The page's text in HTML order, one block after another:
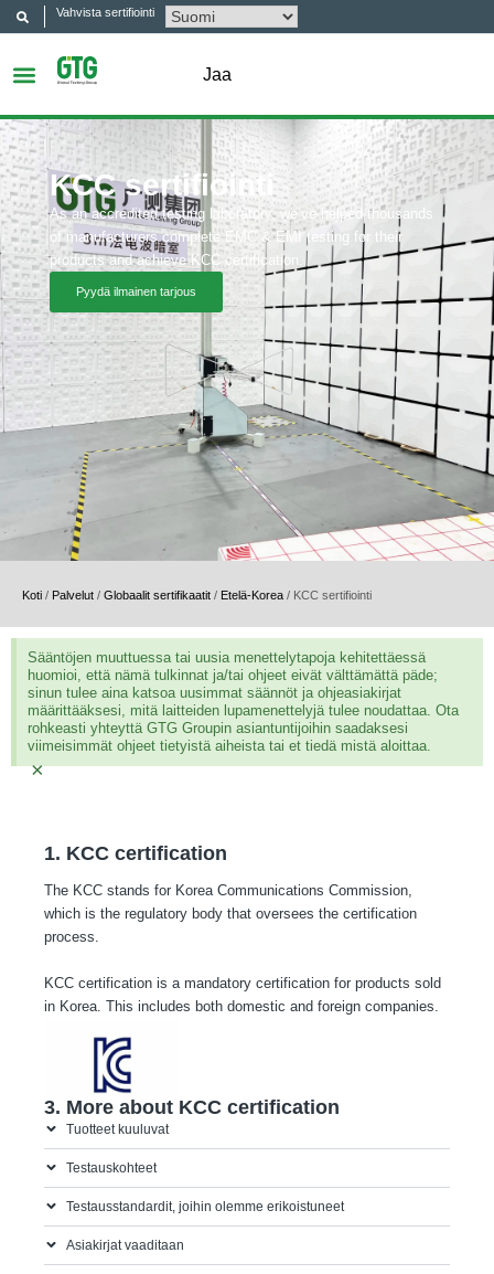
Vahvista sertifiointi
Jaa
KCC sertifiointi
As an accredited testing laboratory, we’ve helped thousands
of manufacturers complete EMC & EMI testing for their
products and achieve KCC certification.
Pyydä ilmainen tarjous
Koti / Palvelut / Globaalit sertifikaatit / Etelä-Korea / KCC sertifiointi
Sääntöjen muuttuessa tai uusia menettelytapoja kehitettäessä
huomioi, että nämä tulkinnat ja/tai ohjeet eivät välttämättä päde;
sinun tulee aina katsoa uusimmat säännöt ja ohjeasiakirjat
määrittääksesi, mitä laitteiden lupamenettelyjä tulee noudattaa. Ota
rohkeasti yhteyttä GTG Groupin asiantuntijoihin saadaksesi
viimeisimmät ohjeet tietyistä aiheista tai et tiedä mistä aloittaa.
×
1. KCC certification
The KCC stands for Korea Communications Commission,
which is the regulatory body that oversees the certification
process.
KCC certification is a mandatory certification for products sold
in Korea. This includes both domestic and foreign companies.
3. More about KCC certification
Tuotteet kuuluvat
Testauskohteet
Testausstandardit, joihin olemme erikoistuneet
Asiakirjat vaaditaan